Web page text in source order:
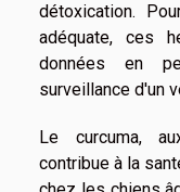
détoxication.
adéquate, ces
données en
surveillance d'un
Le curcuma,
contribue à la